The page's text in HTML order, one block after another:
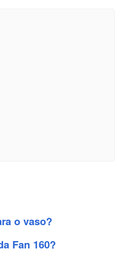
o vaso?
Fan 160?